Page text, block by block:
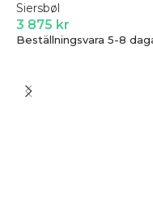
Siersbøl
3 875 kr
Beställningsvara 5-8